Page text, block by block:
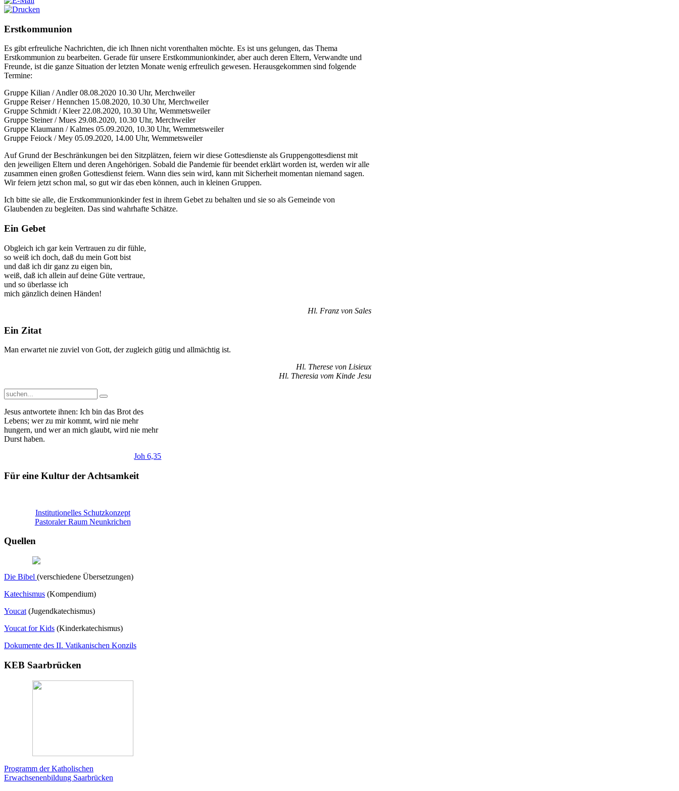
Erstkommunion
Es gibt erfreuliche Nachrichten, die ich Ihnen nicht vorenthalten möchte. Es ist uns gelungen, das Thema
Erstkommunion zu bearbeiten. Gerade für unsere Erstkommunionkinder, aber auch deren Eltern, Verwandte und
Freunde, ist die ganze Situation der letzten Monate wenig erfreulich gewesen. Herausgekommen sind folgende
Termine:
Gruppe Kilian / Andler 08.08.2020 10.30 Uhr, Merchweiler
Gruppe Reiser / Hennchen 15.08.2020, 10.30 Uhr, Merchweiler
Gruppe Schmidt / Kleer 22.08.2020, 10.30 Uhr, Wemmetsweiler
Gruppe Steiner / Mues 29.08.2020, 10.30 Uhr, Merchweiler
Gruppe Klaumann / Kalmes 05.09.2020, 10.30 Uhr, Wemmetsweiler
Gruppe Feiock / Mey 05.09.2020, 14.00 Uhr, Wemmetsweiler
Auf Grund der Beschränkungen bei den Sitzplätzen, feiern wir diese Gottesdienste als Gruppengottesdienst mit
den jeweiligen Eltern und deren Angehörigen. Sobald die Pandemie für beendet erklärt worden ist, werden wir alle
zusammen einen großen Gottesdienst feiern. Wann dies sein wird, kann mit Sicherheit momentan niemand sagen.
Wir feiern jetzt schon mal, so gut wir das eben können, auch in kleinen Gruppen.
Ich bitte sie alle, die Erstkommunionkinder fest in ihrem Gebet zu behalten und sie so als Gemeinde von
Glaubenden zu begleiten. Das sind wahrhafte Schätze.
Ein Gebet
Obgleich ich gar kein Vertrauen zu dir fühle,
so weiß ich doch, daß du mein Gott bist
und daß ich dir ganz zu eigen bin,
weiß, daß ich allein auf deine Güte vertraue,
und so überlasse ich
mich gänzlich deinen Händen!
Hl. Franz von Sales
Ein Zitat
Man erwartet nie zuviel von Gott, der zugleich gütig und allmächtig ist.
Hl. Therese von Lisieux
Hl. Theresia vom Kinde Jesu
Jesus antwortete ihnen: Ich bin das Brot des
Lebens; wer zu mir kommt, wird nie mehr
hungern, und wer an mich glaubt, wird nie mehr
Durst haben.
Joh 6,35
Für eine Kultur der Achtsamkeit
Institutionelles Schutzkonzept
Pastoraler Raum Neunkrichen
Quellen
Die Bibel (verschiedene Übersetzungen)
Katechismus (Kompendium)
Youcat (Jugendkatechismus)
Youcat for Kids (Kinderkatechismus)
Dokumente des II. Vatikanischen Konzils
KEB Saarbrücken
Programm der Katholischen
Erwachsenenbildung Saarbrücken